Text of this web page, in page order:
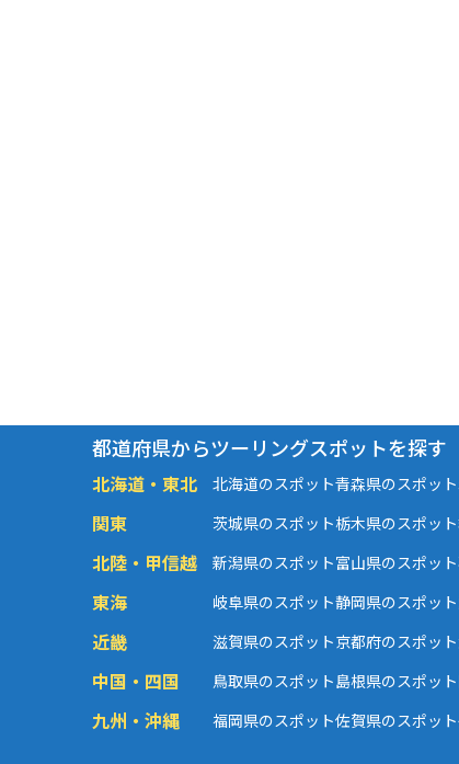
都道府県からツーリングスポットを探す
北海道・東北 北海道のスポット青森県のスポット
関東 茨城県のスポット栃木県のスポット
北陸・甲信越 新潟県のスポット富山県のスポット
東海 岐阜県のスポット静岡県のスポット
近畿 滋賀県のスポット京都府のスポット
中国・四国 鳥取県のスポット島根県のスポット
九州・沖縄 福岡県のスポット佐賀県のスポット